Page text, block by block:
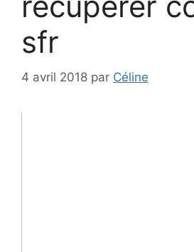
sfr
4 avril 2018 par Céline